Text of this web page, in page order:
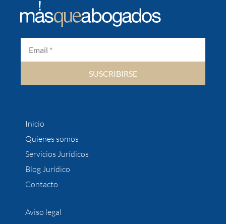
SUSCRIBIRSE
Inicio
Quienes somos
Servicios Jurídicos
Blog Jurídico
Contacto
Aviso legal